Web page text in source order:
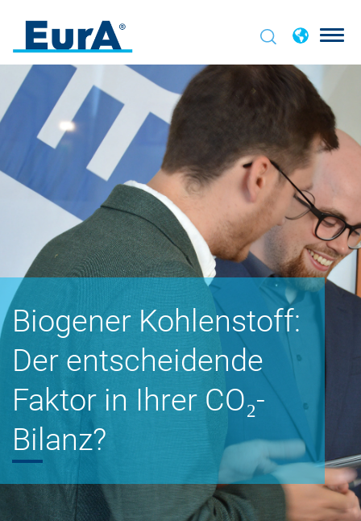
Biogener Kohlenstoff:
Der entscheidende
Faktor in Ihrer CO₂-
Bilanz?